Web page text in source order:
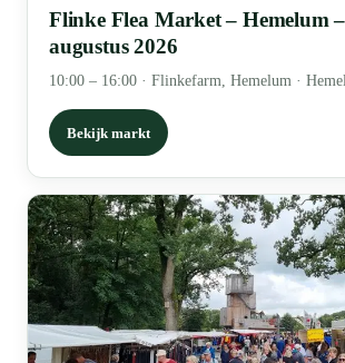
Flinke Flea Market – Hemelum
augustus 2026
10:00 – 16:00 · Flinkefarm, Hemelum ·
Bekijk markt